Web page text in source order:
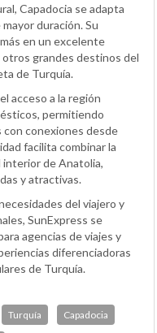
Capadocia se adapta
duración. Su
en un excelente
grandes destinos del
de Turquía.
acceso a la región
permitiendo
conexiones desde
facilita combinar la
interior de Anatolia,
y atractivas.
del viajero y
SunExpress se
agencias de viajes y
diferenciadoras
de Turquía.
Turquía Capadocia